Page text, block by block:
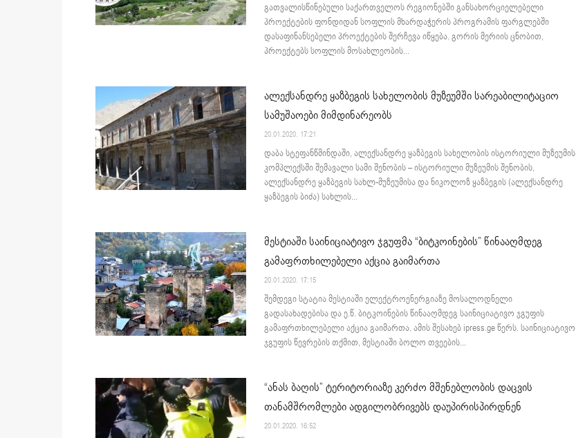
გათვალისწინებული საქართველოს რეგიონებში განსახორციელებელი
პროექტების ფონდიდან სოფლის მხარდაჭერის პროგრამის ფარგლებში
დასაფინანსებელი პროექტების შერჩევა იწყება. გორის მერიის ცნობით,
პროექტებს სოფლის მოსახლეობის...
ალექსანდრე ყაზბეგის სახელობის მუზეუმში სარეაბილიტაციო
სამუშაოები მიმდინარეობს
20.01.2020. 17:21
დაბა სტეფანწმინდაში, ალექსანდრე ყაზბეგის სახელობის ისტორიული მუზეუმის
კომპლექსში შემავალი სამი შენობის – ისტორიული მუზეუმის შენობის,
ალექსანდრე ყაზბეგის სახლ-მუზეუმისა და ნიკოლოზ ყაზბეგის (ალექსანდრე
ყაზბეგის ბიძა) სახლის...
მესტიაში საინიციატივო ჯგუფმა “ბიტკოინების” წინააღმდეგ
გამაფრთხილებელი აქცია გაიმართა
20.01.2020. 17:15
შემდეგი სტატია მესტიაში ელექტროენერგიაზე მოსალოდნელი
გადასახადებისა და ე.წ. ბიტკოინების წინააღმდეგ საინიციატივო ჯგუფის
გამაფრთხილებელი აქცია გაიმართა. ამის შესახებ ipress.ge წერს. საინიციატივო
ჯგუფის წევრების თქმით, მესტიაში ბოლო თვეების...
“ანას ბაღის” ტერიტორიაზე კერძო მშენებლობის დაცვის
თანამშრომლები ადგილობრივებს დაუპირისპირდნენ
20.01.2020. 16:52